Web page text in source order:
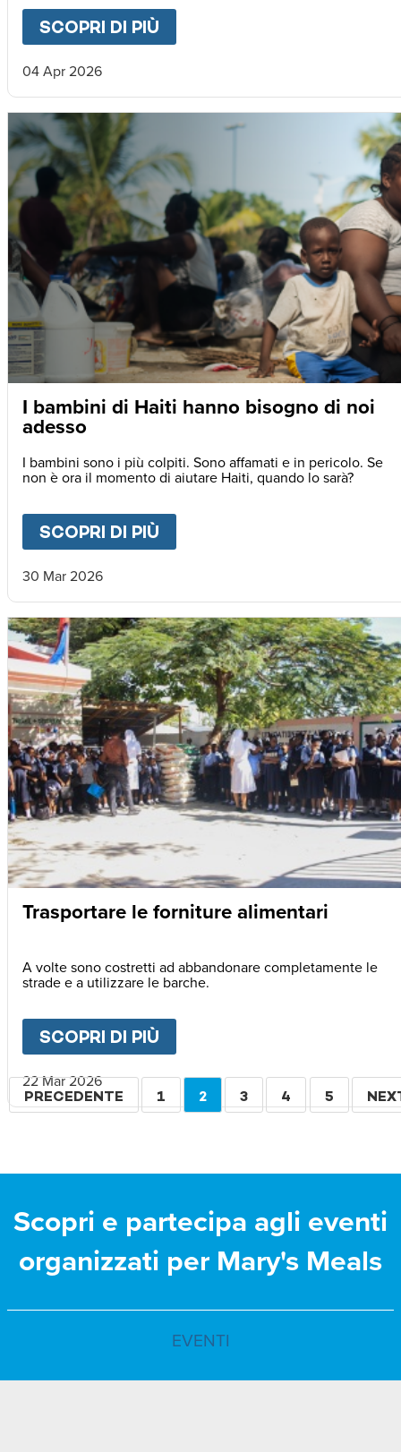
SCOPRI DI PIÙ
04 Apr 2026
I bambini di Haiti hanno bisogno di noi
adesso
I bambini sono i più colpiti. Sono affamati e in pericolo. Se
non è ora il momento di aiutare Haiti, quando lo sarà?
SCOPRI DI PIÙ
30 Mar 2026
Trasportare le forniture alimentari
A volte sono costretti ad abbandonare completamente le
strade e a utilizzare le barche.
SCOPRI DI PIÙ
22 Mar 2026
Paginazione
PAGINA
PRECEDENTE PAGINA
1
PAGINA
2 PAGINA
3 PAGINA
4 PAGINA
5
Scopri e partecipa agli eventi
organizzati per Mary's Meals
EVENTI